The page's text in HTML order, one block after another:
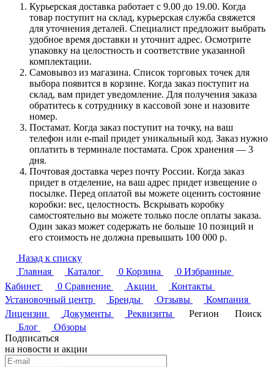
Курьерская доставка работает с 9.00 до 19.00. Когда
товар поступит на склад, курьерская служба свяжется
для уточнения деталей. Специалист предложит выбрать
удобное время доставки и уточнит адрес. Осмотрите
упаковку на целостность и соответствие указанной
комплектации.
Самовывоз из магазина. Список торговых точек для
выбора появится в корзине. Когда заказ поступит на
склад, вам придет уведомление. Для получения заказа
обратитесь к сотруднику в кассовой зоне и назовите
номер.
Постамат. Когда заказ поступит на точку, на ваш
телефон или e-mail придет уникальный код. Заказ нужно
оплатить в терминале постамата. Срок хранения — 3
дня.
Почтовая доставка через почту России. Когда заказ
придет в отделение, на ваш адрес придет извещение о
посылке. Перед оплатой вы можете оценить состояние
коробки: вес, целостность. Вскрывать коробку
самостоятельно вы можете только после оплаты заказа.
Один заказ может содержать не больше 10 позиций и
его стоимость не должна превышать 100 000 р.
Назад к списку
Главная
Каталог 0 Корзина 0 Избранные
Кабинет
0 Сравнение Акции
Контакты
Установочный центр
Бренды Отзывы
Компания
Лицензии
Документы Реквизиты Регион
Поиск
Блог
Обзоры
Подписаться
на новости и акции